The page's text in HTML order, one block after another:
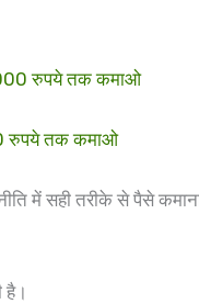
रुपये तक कमाओ
रुपये तक कमाओ
में सही तरीके से पैसे
है।